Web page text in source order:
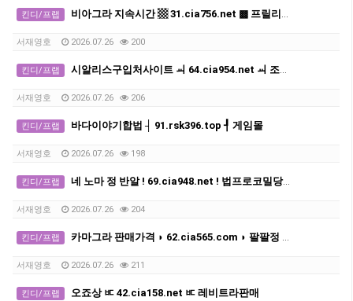
킨디/프랩 비아그라 지속시간 ▩ 31.cia756.net ▩ 프릴리지약국
서재영호 2026.07.26 200
킨디/프랩 시알리스구입처사이트 ㆉ 64.cia954.net ㆉ 조루방지제 지속시간
서재영호 2026.07.26 206
킨디/프랩 바다이야기합법 ┤ 91.rsk396.top ┦ 게임몰
서재영호 2026.07.26 198
킨디/프랩 네 노마 정 반알 ! 69.cia948.net ! 법프로코밀당일배송
서재영호 2026.07.26 204
킨디/프랩 카마그라 판매가격 ◗ 62.cia565.com ◗ 팔팔정 구매
서재영호 2026.07.26 211
킨디/프랩 오죠상 ㅳ 42.cia158.net ㅳ 레비트라판매